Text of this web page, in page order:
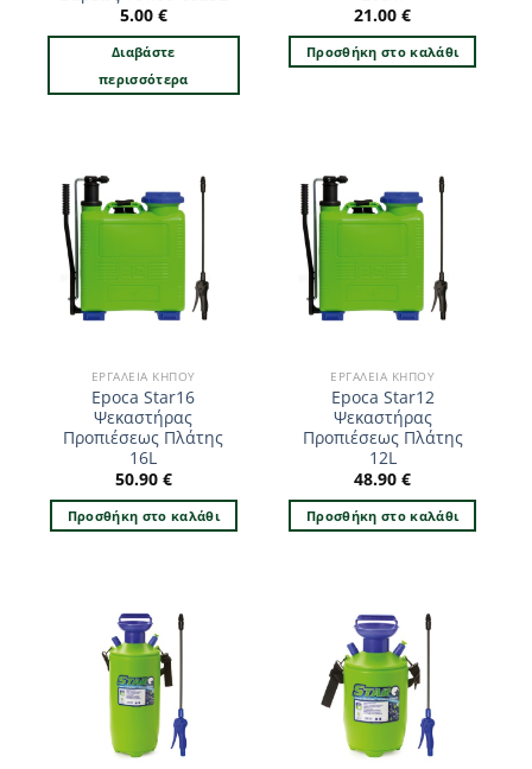
5.00 €
Διαβάστε
περισσότερα
21.00€
Προσθήκη στο καλάθι
ΕΡΓΑΛΕΊΑ ΚΉΠΟΥ
Epoca Star16
Ψεκαστήρας
Προπιέσεως Πλάτης
16L
50.90 €
Προσθήκη στο καλάθι
ΕΡΓΑΛΕΊΑ ΚΉΠΟΥ
Epoca Star12
Ψεκαστήρας
Προπιέσεως Πλάτης
12L
48.90€
Προσθήκη στο καλάθι